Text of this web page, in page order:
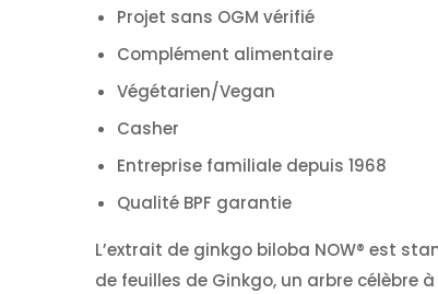
Projet sans OGM vérifié
Complément alimentaire
Végétarien/Vegan
Casher
Entreprise familiale depuis 1968
Qualité BPF garantie
L’extrait de ginkgo biloba NOW® est
de feuilles de Ginkgo, un arbre célèbre